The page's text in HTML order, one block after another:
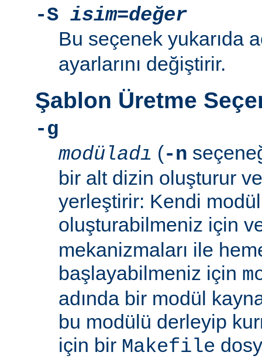
-S isim=değer
Bu seçenek yukarıda
ayarlarını değiştirir.
Şablon Üretme
-g
modüladı (-n
bir alt dizin oluşturur
yerleştirir: Kendi
oluşturabilmeniz için
mekanizmaları ile
başlayabilmeniz için
adında bir modül
bu modülü derleyip
için bir Makefile